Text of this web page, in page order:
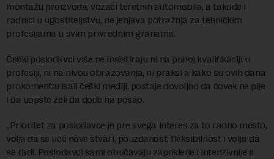
montažu proizvoda, vozači teretnih automobila, a takođe i
radnici u ugostiteljstvu, ne jenjava potražnja za tehničkim
profesijama u svim privrednim granama.
Češki poslodavci više ne insistiraju ni na punoj kvalifikaciji u
profesiji, ni na nivou obrazovanja, ni praksi a kako su ovih dana
prokomentarisali češki mediji, postaje dovoljno da čovek ne pije
i da uopšte želi da dođe na posao.
„Prioritet za poslodavce je pre svega interes za to radno mesto,
volja da se uče nove stvari, pouzdanost, fleksibilnost i volja da
se radi. Poslodavci sami obučavaju zaposlene i intenzivnije s